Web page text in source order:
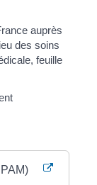
auprès
des soins
feuille